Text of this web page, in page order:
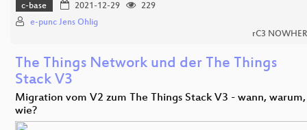
c-base 2021-12-29
229
e-punc Jens Ohlig
rC3
The Things Network und der The Things
Stack V3
Migration vom V2 zum The Things Stack V3 - wann, warum,
wie?